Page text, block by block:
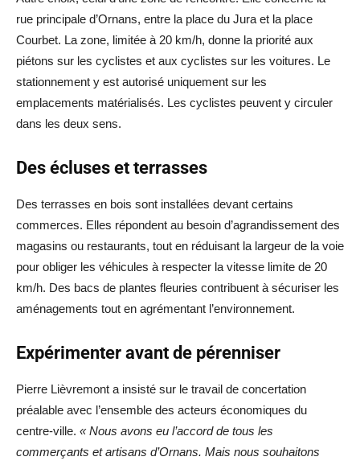
rue principale d’Ornans, entre la place du Jura et la place
Courbet. La zone, limitée à 20 km/h, donne la priorité aux
piétons sur les cyclistes et aux cyclistes sur les voitures. Le
stationnement y est autorisé uniquement sur les
emplacements matérialisés. Les cyclistes peuvent y circuler
dans les deux sens.
Des écluses et terrasses
Des terrasses en bois sont installées devant certains
commerces. Elles répondent au besoin d’agrandissement des
magasins ou restaurants, tout en réduisant la largeur de la voie
pour obliger les véhicules à respecter la vitesse limite de 20
km/h. Des bacs de plantes fleuries contribuent à sécuriser les
aménagements tout en agrémentant l’environnement.
Expérimenter avant de pérenniser
Pierre Lièvremont a insisté sur le travail de concertation
préalable avec l’ensemble des acteurs économiques du
centre-ville. « Nous avons eu l’accord de tous les
commerçants et artisans d’Ornans. Mais nous souhaitons